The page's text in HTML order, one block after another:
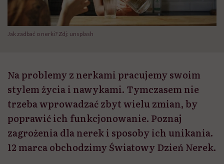
Jak zadbać o nerki? Zdj: unsplash
Na problemy z nerkami pracujemy swoim
stylem życia i nawykami. Tymczasem nie
trzeba wprowadzać zbyt wielu zmian, by
poprawić ich funkcjonowanie. Poznaj
zagrożenia dla nerek i sposoby ich unikania.
12 marca obchodzimy Światowy Dzień Nerek.